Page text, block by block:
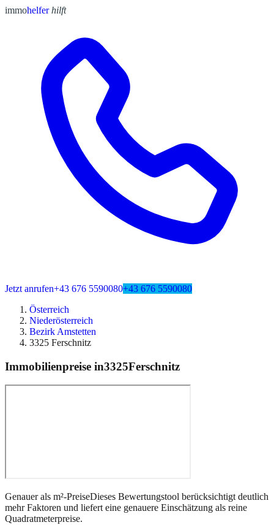
immohelfer hilft
Jetzt anrufen+43 676 5590080+43 676 5590080
Österreich
Niederösterreich
Bezirk Amstetten
3325 Ferschnitz
Immobilienpreise in3325Ferschnitz
Genauer als m²-PreiseDieses Bewertungstool berücksichtigt deutlich
mehr Faktoren und liefert eine genauere Einschätzung als reine
Quadratmeterpreise.